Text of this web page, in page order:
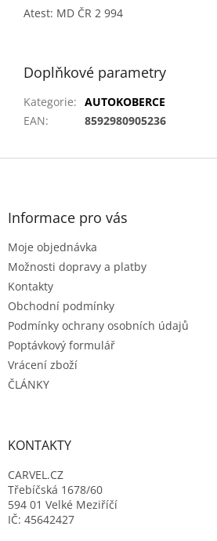
Atest: MD ČR 2 994
Doplňkové parametry
Kategorie: AUTOKOBERCE
EAN: 8592980905236
Z
Informace pro vás
Moje objednávka
Možnosti dopravy a platby
Kontakty
Obchodní podmínky
Podmínky ochrany osobních údajů
Poptávkový formulář
Vrácení zboží
ČLÁNKY
KONTAKTY
CARVEL.CZ
Třebíčská 1678/60
594 01 Velké Meziříčí
IČ: 45642427